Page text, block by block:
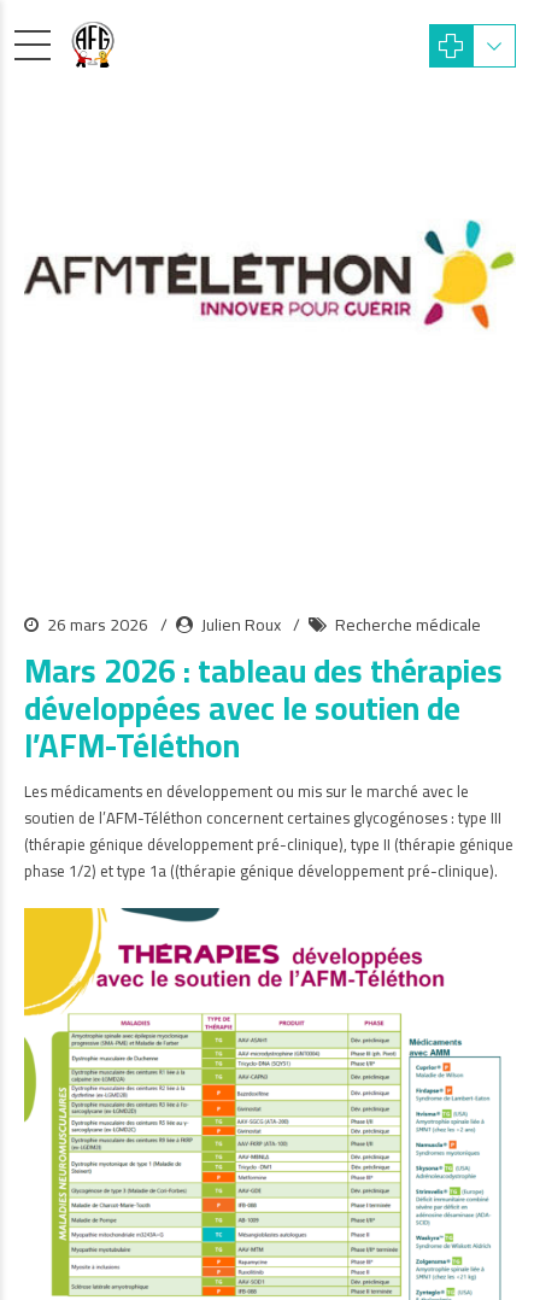
26 mars 2026 Julien Roux Recherche médicale
Mars 2026 : tableau des thérapies
développées avec le soutien de
l’AFM-Téléthon
Les médicaments en développement ou mis sur le marché avec le
soutien de l’AFM-Téléthon concernent certaines glycogénoses : type III
(thérapie génique développement pré-clinique), type II (thérapie génique
phase 1/2) et type 1a ((thérapie génique développement pré-clinique).